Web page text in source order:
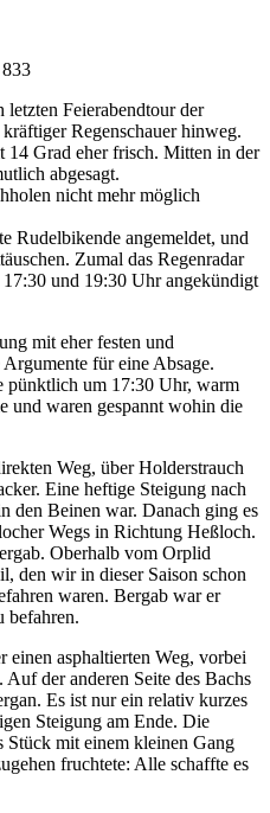
Feierabendtour der
Regenschauer hinweg.
14 Grad eher frisch. Mitten in der
abgesagt.
nicht mehr möglich
Rudelbikende angemeldet, und
Zumal das Regenradar
und 19:30 Uhr angekündigt
mit eher festen und
für eine Absage.
pünktlich um 17:30 Uhr, warm
und waren gespannt wohin die
Weg, über Holderstrauch
Eine heftige Steigung nach
den Beinen war. Danach ging es
Wegs in Richtung Heßloch.
Oberhalb vom Orplid
den wir in dieser Saison schon
waren. Bergab war er
befahren.
einen asphaltierten Weg, vorbei
der anderen Seite des Bachs
Es ist nur ein relativ kurzes
Steigung am Ende. Die
Stück mit einem kleinen Gang
fruchtete: Alle schaffte es